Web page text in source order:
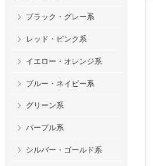
ブラック・グレー系
レッド・ピンク系
イエロー・オレンジ系
ブルー・ネイビー系
グリーン系
パープル系
シルバー・ゴールド系